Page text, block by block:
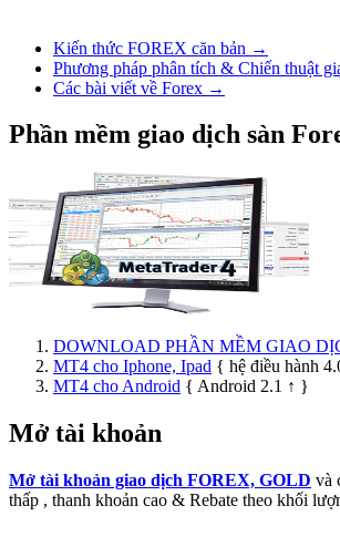
Kiến thức FOREX căn bản →
Phương pháp phân tích & Chiến thuật
Các bài viết về Forex →
Phần mềm giao dịch sàn
DOWNLOAD PHẦN MỀM GIAO
MT4 cho Iphone, Ipad { hệ điều hành
MT4 cho Android { Android 2.1 ↑ }
Mở tài khoản
Mở tài khoản giao dịch FOREX, GOLD và
thấp , thanh khoản cao & Rebate theo khối